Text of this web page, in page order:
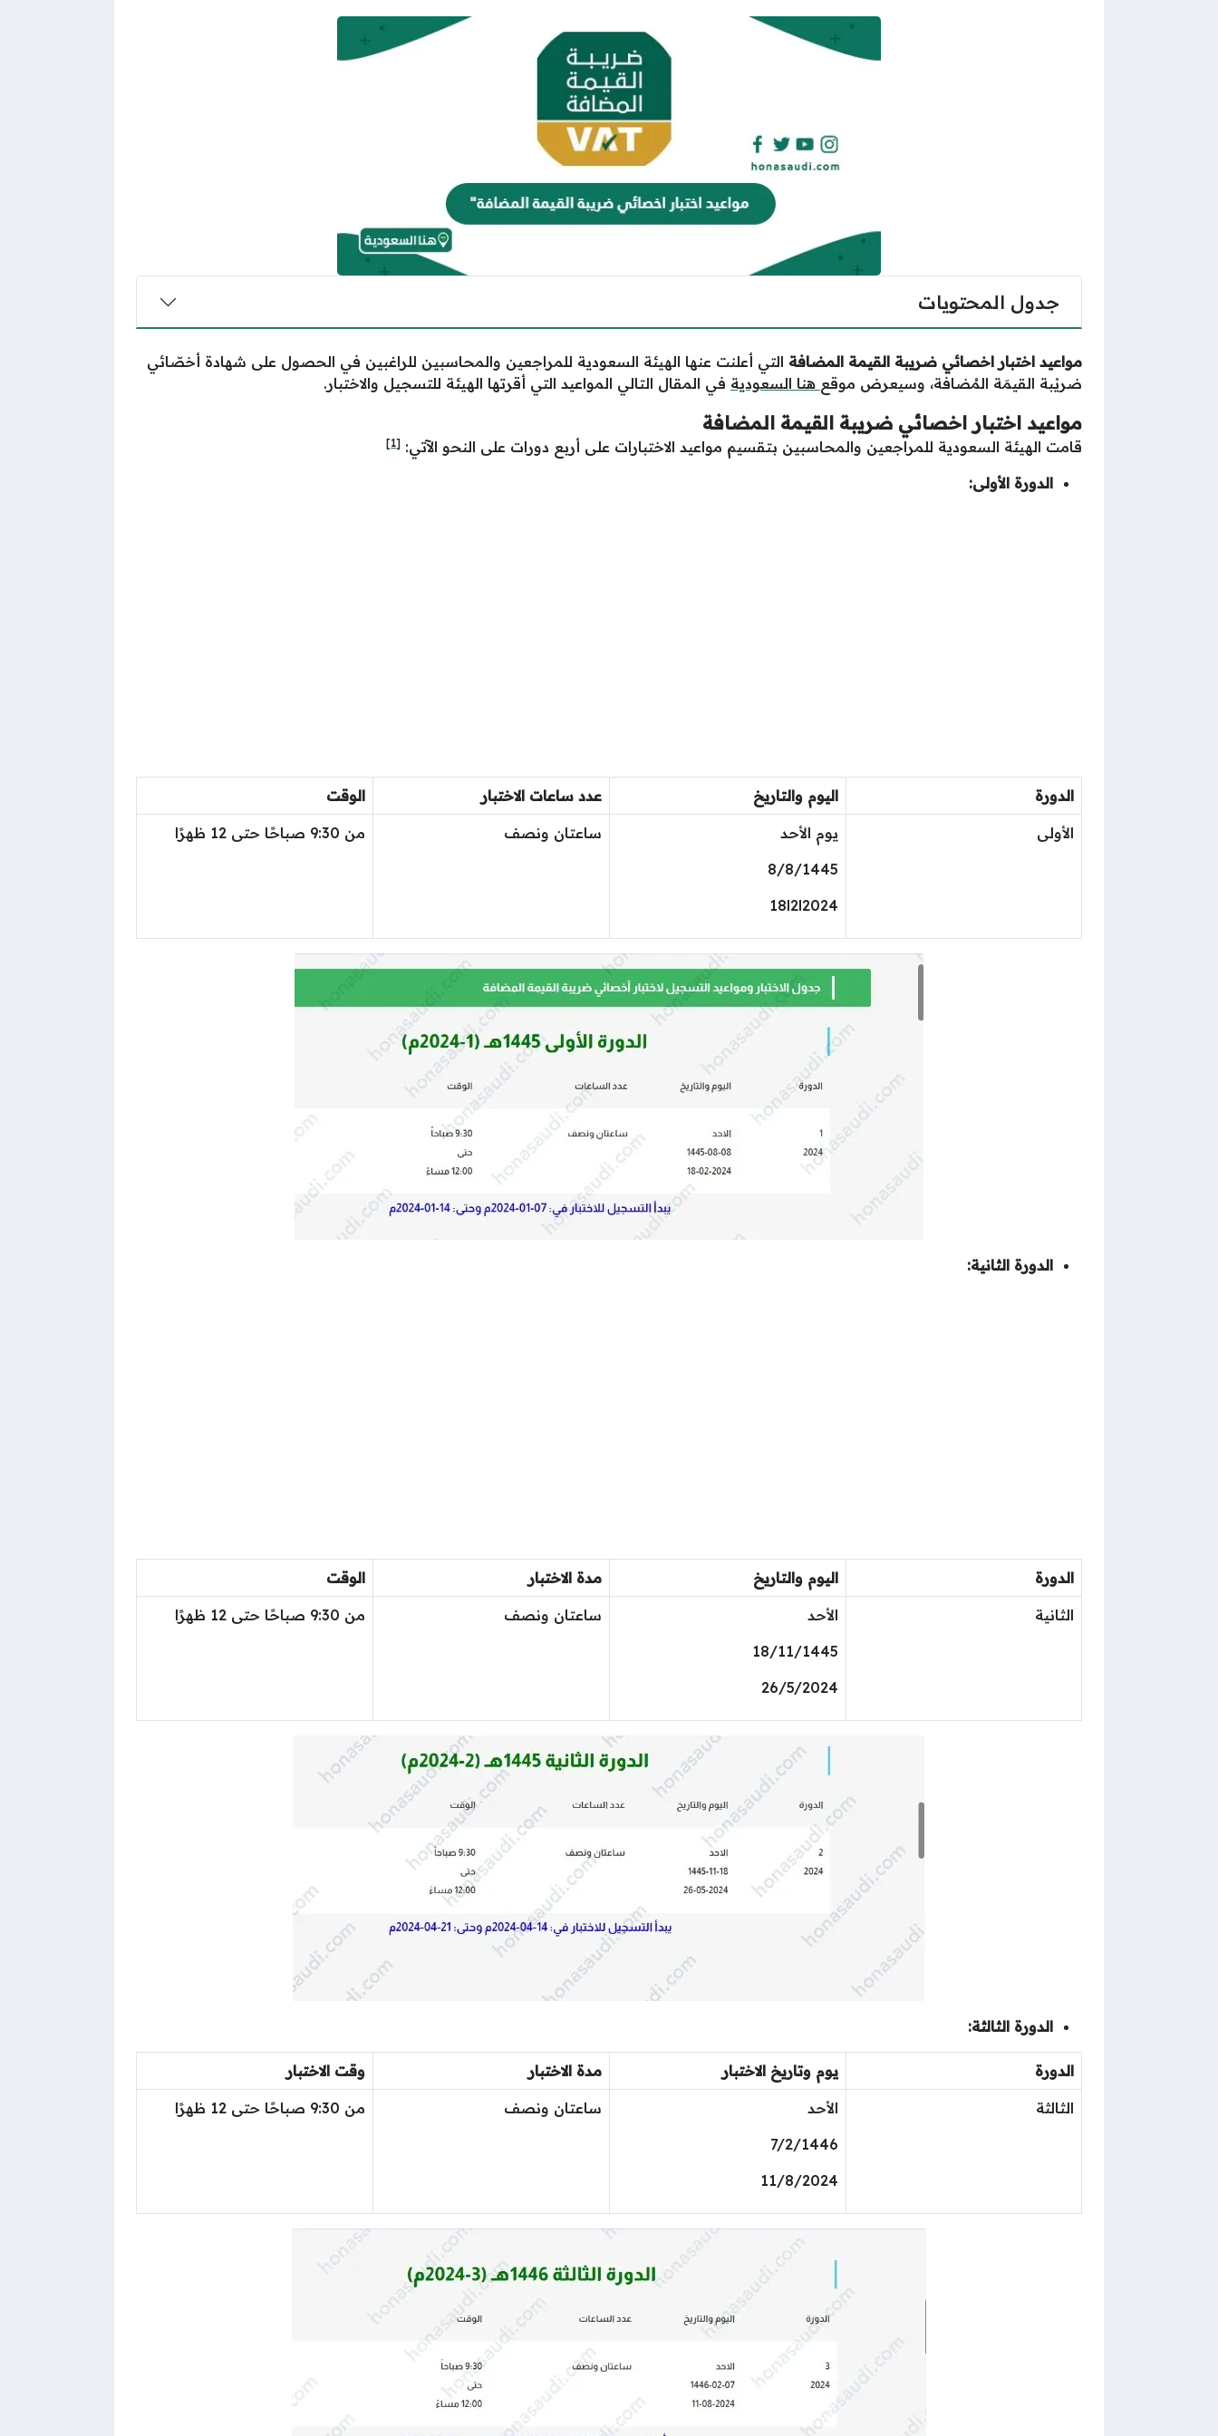
جدول المحتويات
مواعيد اختبار اخصائي ضريبة القيمة المضافة التي أعلنت عنها الهيئة السعودية للمراجعين والمحاسبين للراغبين في الحصول على شهادة أخصّائي
ضريْبة القيمَة المُضافة، وسيعرض موقع هنا السعودية في المقال التالي المواعيد التي أقرتها الهيئة للتسجيل والاختبار.
مواعيد اختبار اخصائي ضريبة القيمة المضافة
قامت الهيئة السعودية للمراجعين والمحاسبين بتقسيم مواعيد الاختبارات على أربع دورات على النحو الآتي: [1]
الدورة الأولى:
الدورة اليوم والتاريخ عدد ساعات الاختبار الوقت
الأولى
يوم الأحد
8/8/1445
18l2l2024
ساعتان ونصف من 9:30 صباحًا حتى 12 ظهرًا
الدورة الثانية:
الدورة اليوم والتاريخ مدة الاختبار الوقت
الثانية
الأحد
18/11/1445
26/5/2024
ساعتان ونصف من 9:30 صباحًا حتى 12 ظهرًا
الدورة الثالثة:
الدورة يوم وتاريخ الاختبار مدة الاختبار وقت الاختبار
الثالثة
الأحد
7/2/1446
11/8/2024
ساعتان ونصف من 9:30 صباحًا حتى 12 ظهرًا